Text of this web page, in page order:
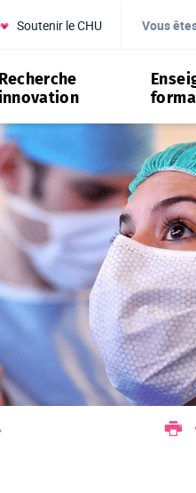
Soutenir le CHU Vous
Recherche